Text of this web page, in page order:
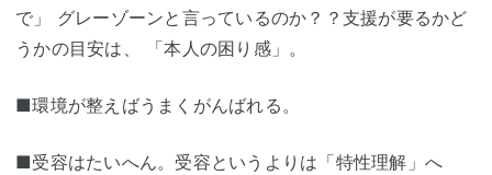
で」 グレーゾーンと言っているのか？？支援が要るかど
うかの目安は、 「本人の困り感」。
■環境が整えばうまくがんばれる。
■受容はたいへん。受容というよりは「特性理解」へ